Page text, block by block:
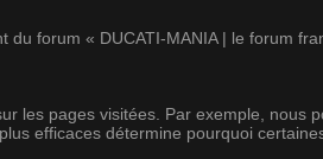
forum « DUCATI-MANIA | le forum
les pages visitées. Par exemple,
efficaces détermine pourquoi